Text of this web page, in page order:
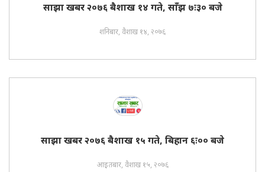
साझा खबर २०७६ बैशाख १४ गते, साँझ ७ः३० बजे
शनिबार, वैशाख १४, २०७६
साझा खबर २०७६ बैशाख १५ गते, बिहान ६ः०० बजे
आइतबार, वैशाख १५, २०७६